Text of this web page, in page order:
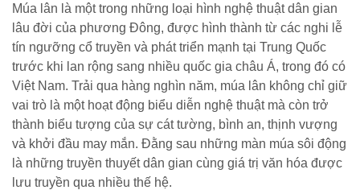
Múa lân là một trong những loại hình nghệ thuật dân gian
lâu đời của phương Đông, được hình thành từ các nghi lễ
tín ngưỡng cổ truyền và phát triển mạnh tại Trung Quốc
trước khi lan rộng sang nhiều quốc gia châu Á, trong đó có
Việt Nam. Trải qua hàng nghìn năm, múa lân không chỉ giữ
vai trò là một hoạt động biểu diễn nghệ thuật mà còn trở
thành biểu tượng của sự cát tường, bình an, thịnh vượng
và khởi đầu may mắn. Đằng sau những màn múa sôi động
là những truyền thuyết dân gian cùng giá trị văn hóa được
lưu truyền qua nhiều thế hệ.